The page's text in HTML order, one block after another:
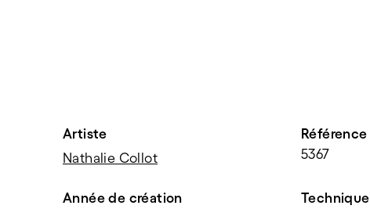
Artiste
Nathalie Collot
Référence
5367
Année de création
Technique